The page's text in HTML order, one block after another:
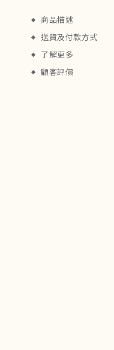
商品描述
送貨及付款方式
了解更多
顧客評價